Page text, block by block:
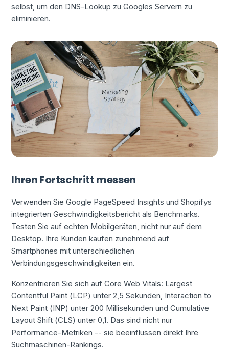
selbst, um den DNS-Lookup zu Googles Servern zu
eliminieren.
Ihren Fortschritt messen
Verwenden Sie Google PageSpeed Insights und Shopifys
integrierten Geschwindigkeitsbericht als Benchmarks.
Testen Sie auf echten Mobilgeräten, nicht nur auf dem
Desktop. Ihre Kunden kaufen zunehmend auf
Smartphones mit unterschiedlichen
Verbindungsgeschwindigkeiten ein.
Konzentrieren Sie sich auf Core Web Vitals: Largest
Contentful Paint (LCP) unter 2,5 Sekunden, Interaction to
Next Paint (INP) unter 200 Millisekunden und Cumulative
Layout Shift (CLS) unter 0,1. Das sind nicht nur
Performance-Metriken -- sie beeinflussen direkt Ihre
Suchmaschinen-Rankings.